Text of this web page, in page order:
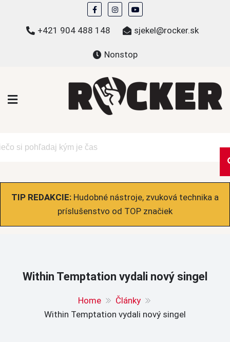
content
+421 904 488 148 sjekel@rocker.sk
Nonstop
TIP REDAKCIE: Hudobné nástroje, zvuková technika a
príslušenstvo od TOP značiek
Within Temptation vydali nový singel
Home
Články
Within Temptation vydali nový singel